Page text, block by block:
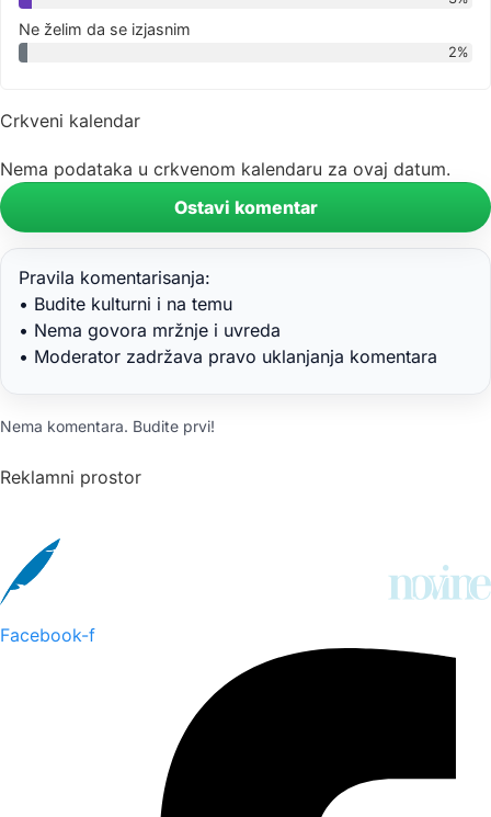
Ne želim da se izjasnim
2%
Crkveni kalendar
Nema podataka u crkvenom kalendaru za ovaj datum.
Ostavi komentar
Pravila komentarisanja:
• Budite kulturni i na temu
• Nema govora mržnje i uvreda
• Moderator zadržava pravo uklanjanja komentara
Nema komentara. Budite prvi!
Reklamni prostor
Facebook-f